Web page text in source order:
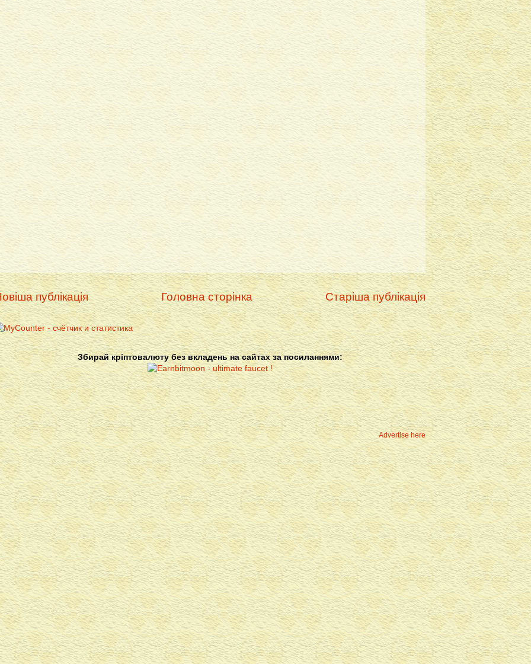
публікація Старіша публікація
Головна сторінка
Збирай кріптовалюту без вкладень на сайтах за посиланнями:
Advertise here